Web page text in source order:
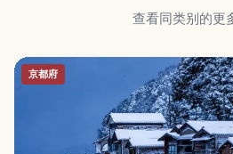
查看同类别的更
京都府